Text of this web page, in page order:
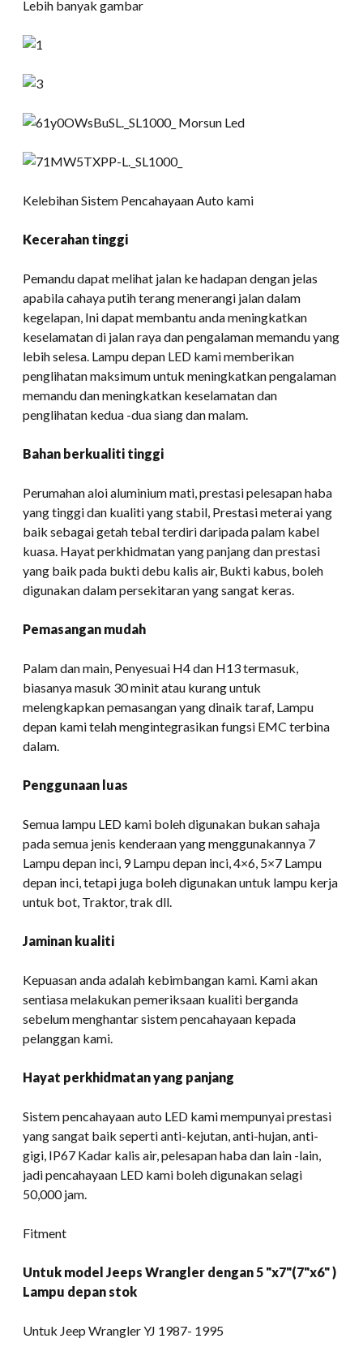
Lebih banyak gambar
Kelebihan Sistem Pencahayaan Auto kami
Kecerahan tinggi
Pemandu dapat melihat jalan ke hadapan dengan jelas
apabila cahaya putih terang menerangi jalan dalam
kegelapan, Ini dapat membantu anda meningkatkan
keselamatan di jalan raya dan pengalaman memandu yang
lebih selesa. Lampu depan LED kami memberikan
penglihatan maksimum untuk meningkatkan pengalaman
memandu dan meningkatkan keselamatan dan
penglihatan kedua -dua siang dan malam.
Bahan berkualiti tinggi
Perumahan aloi aluminium mati, prestasi pelesapan haba
yang tinggi dan kualiti yang stabil, Prestasi meterai yang
baik sebagai getah tebal terdiri daripada palam kabel
kuasa. Hayat perkhidmatan yang panjang dan prestasi
yang baik pada bukti debu kalis air, Bukti kabus, boleh
digunakan dalam persekitaran yang sangat keras.
Pemasangan mudah
Palam dan main, Penyesuai H4 dan H13 termasuk,
biasanya masuk 30 minit atau kurang untuk
melengkapkan pemasangan yang dinaik taraf, Lampu
depan kami telah mengintegrasikan fungsi EMC terbina
dalam.
Penggunaan luas
Semua lampu LED kami boleh digunakan bukan sahaja
pada semua jenis kenderaan yang menggunakannya 7
Lampu depan inci, 9 Lampu depan inci, 4×6, 5×7 Lampu
depan inci, tetapi juga boleh digunakan untuk lampu kerja
untuk bot, Traktor, trak dll.
Jaminan kualiti
Kepuasan anda adalah kebimbangan kami. Kami akan
sentiasa melakukan pemeriksaan kualiti berganda
sebelum menghantar sistem pencahayaan kepada
pelanggan kami.
Hayat perkhidmatan yang panjang
Sistem pencahayaan auto LED kami mempunyai prestasi
yang sangat baik seperti anti-kejutan, anti-hujan, anti-
gigi, IP67 Kadar kalis air, pelesapan haba dan lain -lain,
jadi pencahayaan LED kami boleh digunakan selagi
50,000 jam.
Fitment
Untuk model Jeeps Wrangler dengan 5 "x7"(7"x6" )
Lampu depan stok
Untuk Jeep Wrangler YJ 1987- 1995